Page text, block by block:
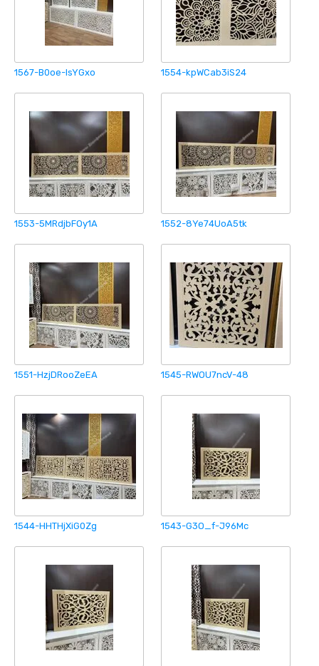
1567-B0oe-lsYGxo 1554-kpWCab3iS24
1553-5MRdjbFOy1A 1552-8Ye74UoA5tk
1551-HzjDRooZeEA 1545-RWOU7ncV-48
1544-HHTHjXiG0Zg 1543-G3O_f-J96Mc